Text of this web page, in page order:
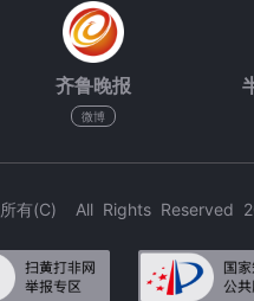
齐鲁晚报
微博
有(C) All Rights Reserved